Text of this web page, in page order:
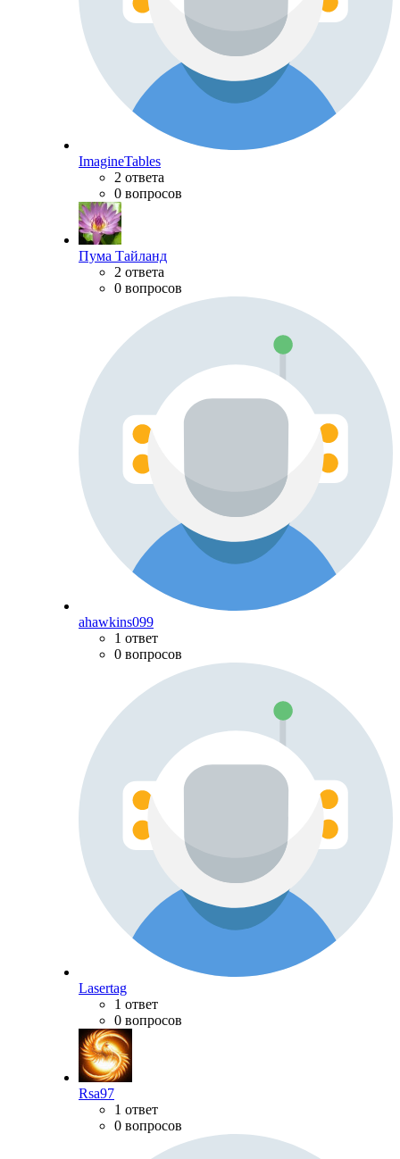
ImagineTables
2 ответа
0 вопросов
Пума Тайланд
2 ответа
0 вопросов
ahawkins099
1 ответ
0 вопросов
Lasertag
1 ответ
0 вопросов
Rsa97
1 ответ
0 вопросов